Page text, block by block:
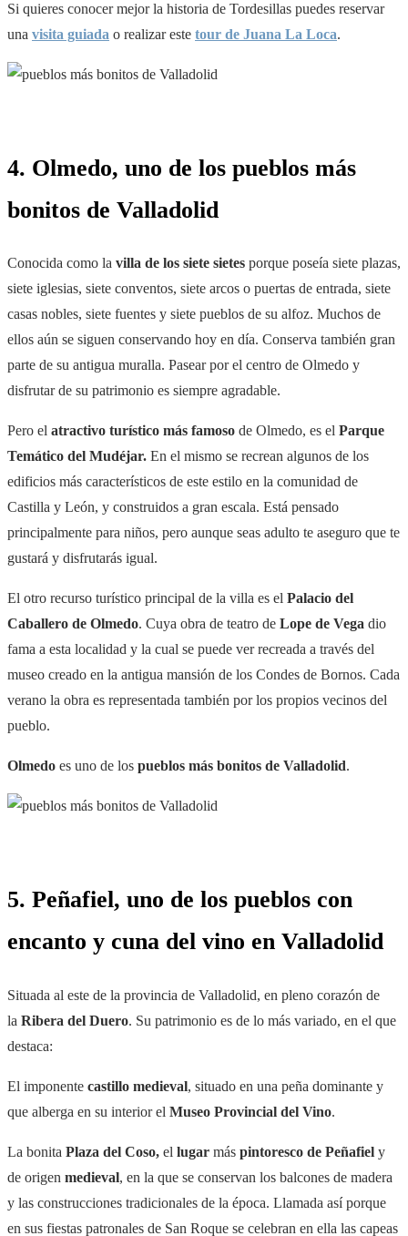
Si quieres conocer mejor la historia de Tordesillas puedes reservar
una visita guiada o realizar este tour de Juana La Loca.
4. Olmedo, uno de los pueblos más
bonitos de Valladolid
Conocida como la villa de los siete sietes porque poseía siete plazas,
siete iglesias, siete conventos, siete arcos o puertas de entrada, siete
casas nobles, siete fuentes y siete pueblos de su alfoz. Muchos de
ellos aún se siguen conservando hoy en día. Conserva también gran
parte de su antigua muralla. Pasear por el centro de Olmedo y
disfrutar de su patrimonio es siempre agradable.
Pero el atractivo turístico más famoso de Olmedo, es el Parque
Temático del Mudéjar. En el mismo se recrean algunos de los
edificios más característicos de este estilo en la comunidad de
Castilla y León, y construidos a gran escala. Está pensado
principalmente para niños, pero aunque seas adulto te aseguro que te
gustará y disfrutarás igual.
El otro recurso turístico principal de la villa es el Palacio del
Caballero de Olmedo. Cuya obra de teatro de Lope de Vega dio
fama a esta localidad y la cual se puede ver recreada a través del
museo creado en la antigua mansión de los Condes de Bornos. Cada
verano la obra es representada también por los propios vecinos del
pueblo.
Olmedo es uno de los pueblos más bonitos de Valladolid.
5. Peñafiel, uno de los pueblos con
encanto y cuna del vino en Valladolid
Situada al este de la provincia de Valladolid, en pleno corazón de
la Ribera del Duero. Su patrimonio es de lo más variado, en el que
destaca:
El imponente castillo medieval, situado en una peña dominante y
que alberga en su interior el Museo Provincial del Vino.
La bonita Plaza del Coso, el lugar más pintoresco de Peñafiel y
de origen medieval, en la que se conservan los balcones de madera
y las construcciones tradicionales de la época. Llamada así porque
en sus fiestas patronales de San Roque se celebran en ella las capeas